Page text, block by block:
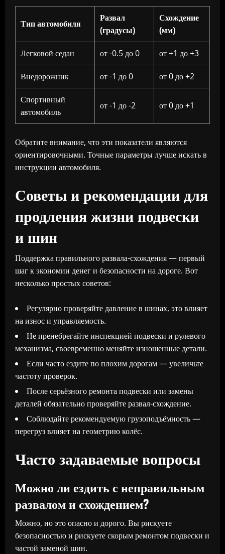
Тип автомобиля
Развал
(градусы)
Схождение
(мм)
Легковой седан от -0.5 до 0 от +1 до +3
Внедорожник от -1 до 0 от 0 до +2
Спортивный
автомобиль
от -1 до -2 от 0 до +1
Обратите внимание, что эти показатели являются
ориентировочными. Точные параметры лучше искать в
инструкции автомобиля.
Советы и рекомендации для
продления жизни подвески
и шин
Поддержка правильного развала-схождения — первый
шаг к экономии денег и безопасности на дороге. Вот
несколько простых советов:
Регулярно проверяйте давление в шинах, это влияет
на износ и управляемость.
Не пренебрегайте инспекцией подвески и рулевого
механизма, своевременно меняйте изношенные детали.
Если часто ездите по плохим дорогам — увеличьте
частоту проверок.
После серьёзного ремонта подвески или замены
деталей обязательно проверяйте развал-схождение.
Соблюдайте рекомендуемую грузоподъёмность —
перегруз влияет на геометрию колёс.
Часто задаваемые вопросы
Можно ли ездить с неправильным
развалом и схождением?
Можно, но это опасно и дорого. Вы рискуете
безопасностью и рискуете скорым ремонтом подвески и
частой заменой шин.